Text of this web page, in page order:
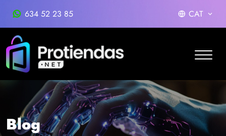
634 52 23 85 CAT
Blog